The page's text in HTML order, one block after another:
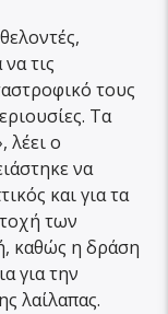
τις
τους
Τα
λέει ο
να
και για τα
των
καθώς η δράση
για την
λαίλαπας.